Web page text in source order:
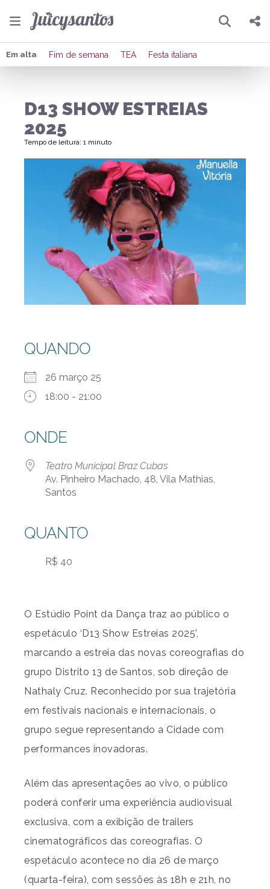
Pesquisar
Compartilhar
Enviar por Whatsapp
Publicar no X
Em alta Fim de semana TEA Festa italiana
D13 SHOW ESTREIAS
2025
Tempo de leitura: 1 minuto
QUANDO
26 março 25
18:00 - 21:00
ONDE
Teatro Municipal Braz Cubas
Av. Pinheiro Machado, 48, Vila Mathias,
Santos
QUANTO
R$ 40
O Estúdio Point da Dança traz ao público o
espetáculo ‘D13 Show Estreias 2025’,
marcando a estreia das novas coreografias do
grupo Distrito 13 de Santos, sob direção de
Nathaly Cruz. Reconhecido por sua trajetória
em festivais nacionais e internacionais, o
grupo segue representando a Cidade com
performances inovadoras.
Além das apresentações ao vivo, o público
poderá conferir uma experiência audiovisual
exclusiva, com a exibição de trailers
cinematográficos das coreografias. O
espetáculo acontece no dia 26 de março
(quarta-feira), com sessões às 18h e 21h, no